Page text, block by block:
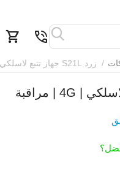
/ زرد S21L جهاز تتبع لاسلكي
زرد S21L | جهاز تتبع GPS لاسلكي | 4G | مراقبة
السلة قائمة المفضلة